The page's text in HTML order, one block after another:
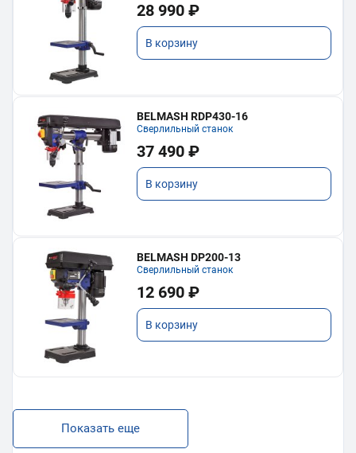
28 990 ₽
В корзину
BELMASH RDP430-16
Сверлильный станок
37 490 ₽
В корзину
BELMASH DP200-13
Сверлильный станок
12 690 ₽
В корзину
Показать еще